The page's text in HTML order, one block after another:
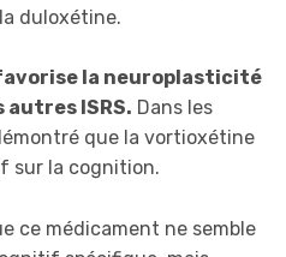
duloxétine.
la neuroplasticité
ISRS. Dans les
que la vortioxétine
sur la cognition.
ce médicament ne semble